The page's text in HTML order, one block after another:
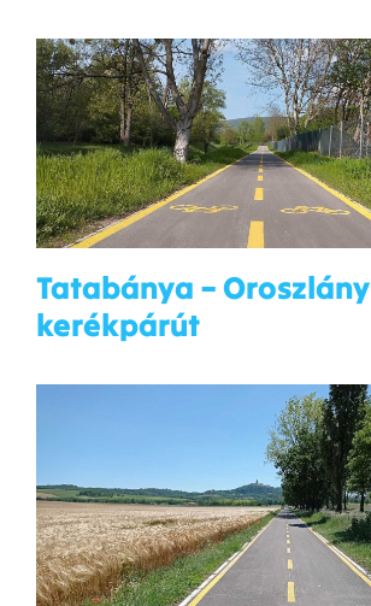
Tatabánya – Oroszlány
kerékpárút